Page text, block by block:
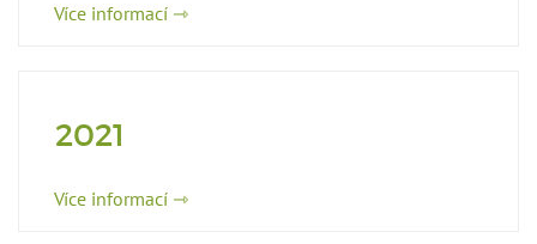
Více informací ⇾
2021
Více informací ⇾